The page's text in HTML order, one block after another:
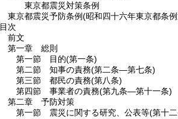
東京都震災対策条例
東京都震災予防条例(昭和四十六年東京都条
目次
前文
第一章
総則
第一節
目的(第一条)
第二節
知事の責務(第二条―第七条)
第三節
都民の責務(第八条)
第四節
事業者の責務(第九条―第十一条)
第二章
予防対策
第一節
震災に関する研究、公表等(第十